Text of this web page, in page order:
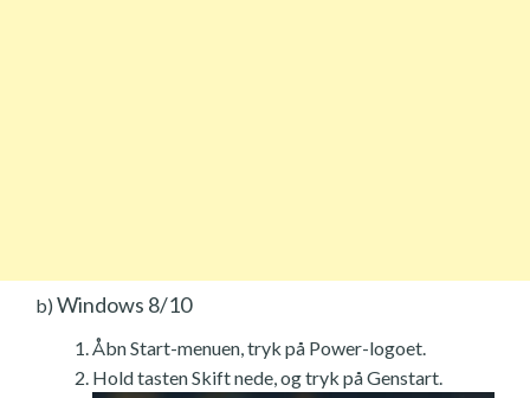
b) Windows 8/10
Åbn Start-menuen, tryk på Power-logoet.
Hold tasten Skift nede, og tryk på Genstart.